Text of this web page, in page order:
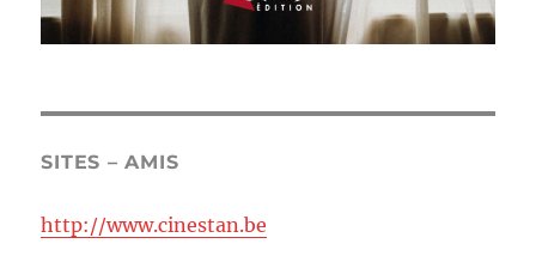
SITES – AMIS
http://www.cinestan.be